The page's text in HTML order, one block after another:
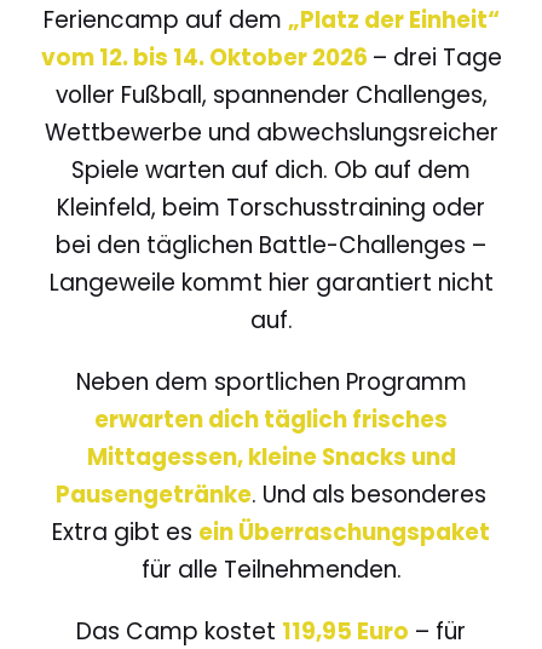
Feriencamp auf dem „Platz der Einheit“
vom 12. bis 14. Oktober 2026 – drei Tage
voller Fußball, spannender Challenges,
Wettbewerbe und abwechslungsreicher
Spiele warten auf dich. Ob auf dem
Kleinfeld, beim Torschusstraining oder
bei den täglichen Battle-Challenges –
Langeweile kommt hier garantiert nicht
auf.
Neben dem sportlichen Programm
erwarten dich täglich frisches
Mittagessen, kleine Snacks und
Pausengetränke. Und als besonderes
Extra gibt es ein Überraschungspaket
für alle Teilnehmenden.
Das Camp kostet 119,95 Euro – für